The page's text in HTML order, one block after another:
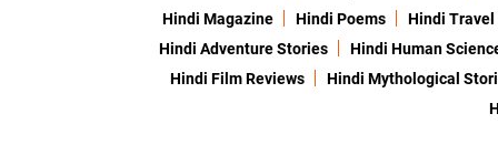
Hindi Magazine
Hindi Poems Hindi
Hindi Adventure Stories
Hindi Human
Hindi Film Reviews
Hindi Mythological